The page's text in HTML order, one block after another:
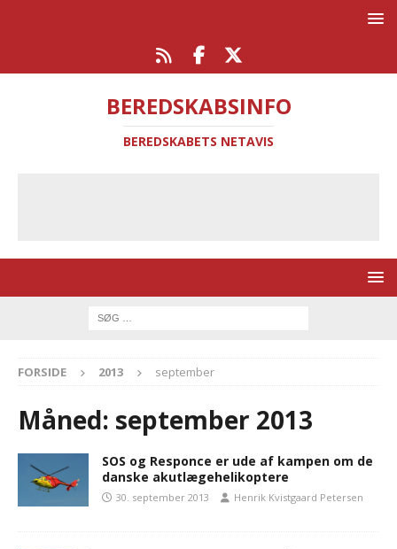
BEREDSKABSINFO
BEREDSKABETS NETAVIS
FORSIDE 2013 september
Måned: september 2013
SOS og Responce er ude af kampen om de
danske akutlægehelikoptere
30. september 2013 Henrik Kvistgaard Petersen